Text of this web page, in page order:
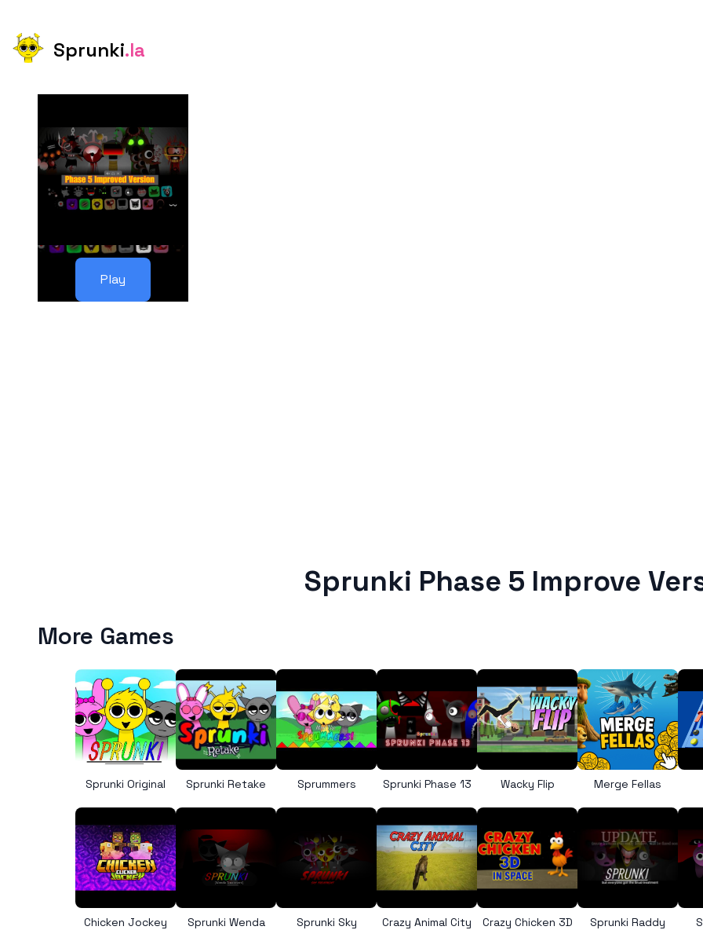
Sprunki.la
Play
Sprunki Phase 5 Improve
More Games
Sprunki Original Sprunki Retake Sprummers Sprunki Phase 13 Wacky Flip Merge Fellas
Chicken Jockey
Sprunki Wenda
Sprunki Sky
Crazy Animal City Crazy Chicken 3D
Sprunki Raddy